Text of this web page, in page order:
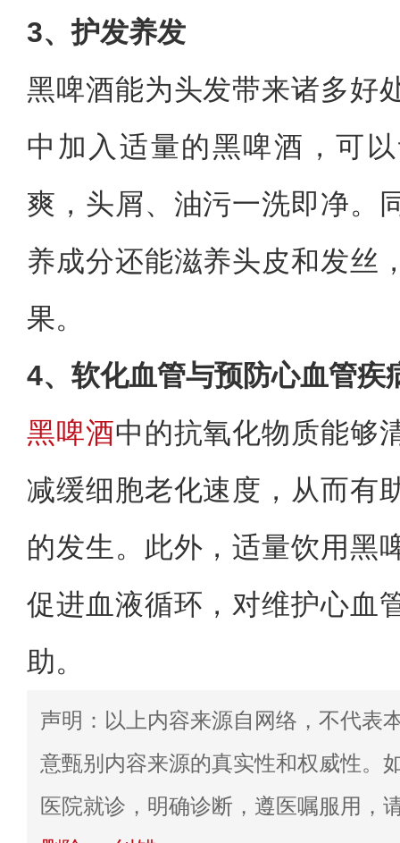
3、护发养发
黑啤酒能为头发带来诸多好
中加入适量的黑啤酒，可
爽，头屑、油污一洗即净。
养成分还能滋养头皮和发丝
果。
4、软化血管与预防心血管疾
黑啤酒中的抗氧化物质能够
减缓细胞老化速度，从而有
的发生。此外，适量饮用黑
促进血液循环，对维护心血
助。
声明：以上内容来源自网络，不代表
意甄别内容来源的真实性和权威性。
医院就诊，明确诊断，遵医嘱服用，